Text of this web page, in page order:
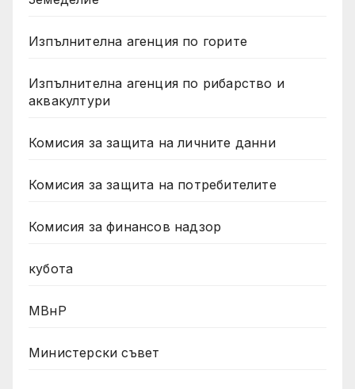
Изпълнителна агенция по горите
Изпълнителна агенция по рибарство и
аквакултури
Комисия за защита на личните данни
Комисия за защита на потребителите
Комисия за финансов надзор
кубота
МВнР
Министерски съвет